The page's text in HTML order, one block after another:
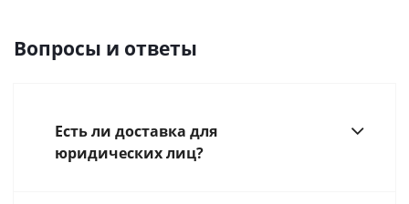
Вопросы и ответы
Есть ли доставка для
юридических лиц?